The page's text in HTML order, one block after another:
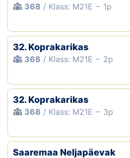
368 / Klass: M21E − 1p
32. Koprakarikas
368 / Klass: M21E − 2p
32. Koprakarikas
368 / Klass: M21E − 3p
Saaremaa Neljapäevak